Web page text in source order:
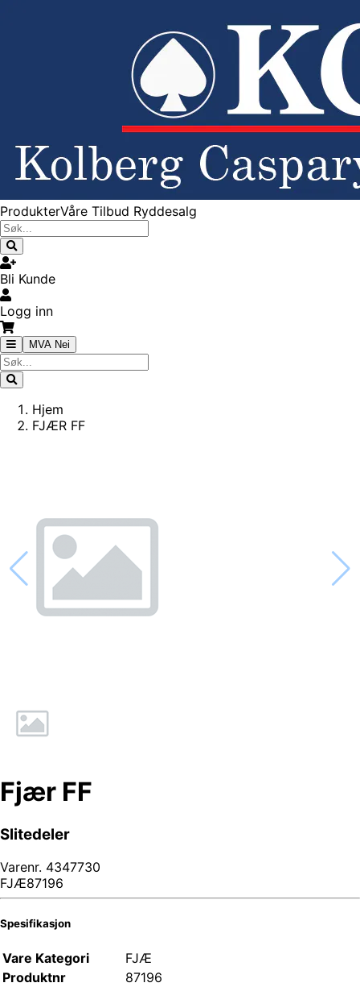
ProdukterVåre Tilbud Ryddesalg
Bli Kunde
Logg inn
MVA Nei
Hjem
FJÆR FF
Fjær FF
Slitedeler
Varenr. 4347730
FJÆ87196
Spesifikasjon
Vare Kategori
FJÆ
Produktnr
87196